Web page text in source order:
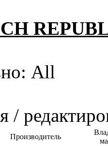
All
/
Производитель